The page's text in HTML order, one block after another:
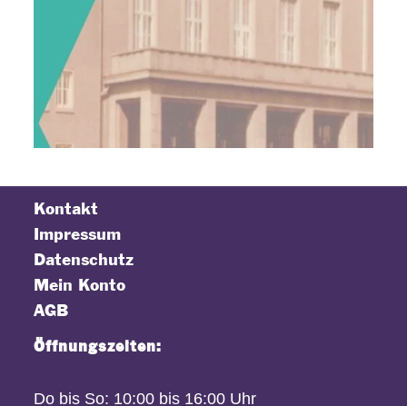
Kontakt
Impressum
Datenschutz
Mein Konto
AGB
Öffnungszeiten:
Do bis So: 10:00 bis 16:00 Uhr